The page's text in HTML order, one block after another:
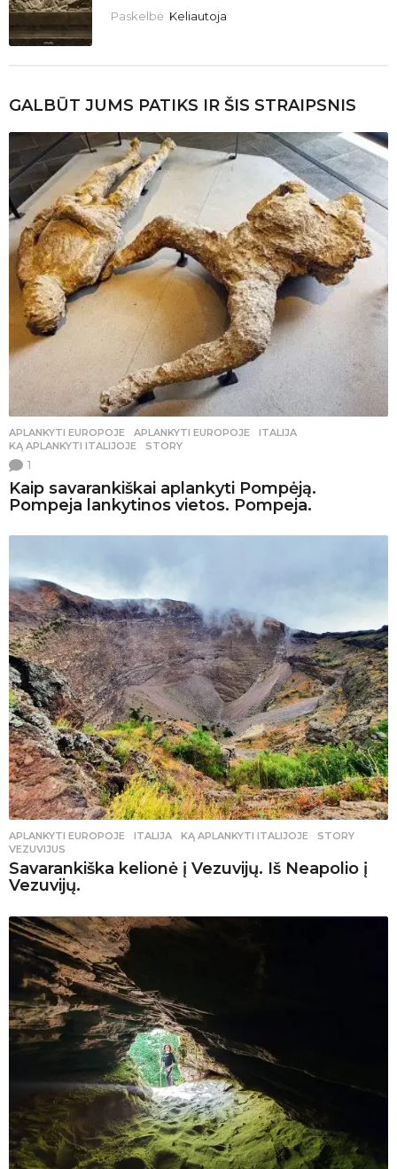
Paskelbė Keliautoja
GALBŪT JUMS PATIKS IR ŠIS STRAIPSNIS
APLANKYTI EUROPOJE APLANKYTI EUROPOJE ,ITALIJA
KĄ APLANKYTI ITALIJOJE
,STORY
1
Kaip savarankiškai aplankyti Pompėją.
Pompeja lankytinos vietos. Pompeja.
APLANKYTI EUROPOJE ITALIJA ,KĄ APLANKYTI ITALIJOJE ,STORY
VEZUVIJUS
Savarankiška kelionė į Vezuvijų. Iš Neapolio į
Vezuvijų.